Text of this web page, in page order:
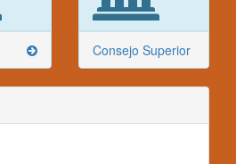
Consejo Superior